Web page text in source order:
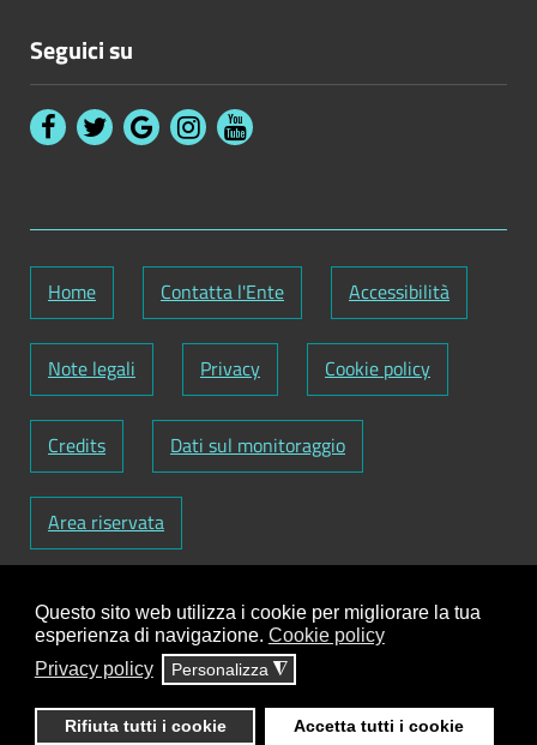
Questo sito web utilizza i cookie per migliorare la tua
esperienza di navigazione. Cookie policy
Privacy policy
Personalizza ◮
Rifiuta tutti i cookie Accetta tutti i cookie
Seguici su
Home Contatta l'Ente Accessibilità
Note legali Privacy Cookie policy
Credits Dati sul monitoraggio
Area riservata
Codice Fiscale: 82000090751-Partita IVA:
01129720759-Codice Fatturazione elettronica:
UFY1HC
contenuti:Antonio Scrimitore